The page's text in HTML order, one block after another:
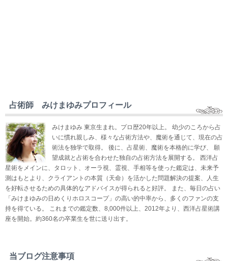
占術師 みけまゆみプロフィール
みけまゆみ 東京生まれ。プロ歴20年以上。 幼少のころから占
いに慣れ親しみ、様々な占術方法や、魔術を通じて、現在の占
術法を独学で取得。 後に、占星術、魔術を本格的に学び、 願
望成就と占術を合わせた独自の占術方法を展開する。 西洋占
星術をメインに、タロット、オーラ視、霊視、手相等を使った鑑定は、未来予
測はもとより、クライアントの本質（天命）を活かした問題解決の提案、人生
を好転させるための具体的なアドバイスが得られると好評。 また、毎日の占い
「みけまゆみの日めくりホロスコープ」の高い的中率から、多くのファンの支
持を得ている。 これまでの鑑定数、8,000件以上、2012年より、西洋占星術講
座を開始。約360名の卒業生を世に送り出す。
当ブログ注意事項